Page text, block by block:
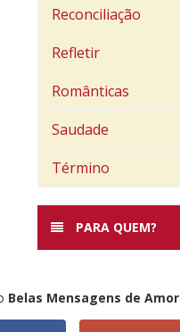
Reconciliação
Refletir
Românticas
Saudade
Término
PARA QUEM?
Belas Mensagens de Amor